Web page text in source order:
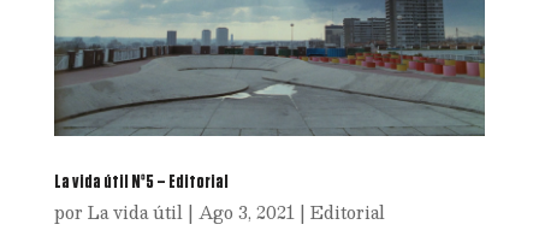
La vida útil Nº5 – Editorial
por La vida útil| Ago 3, 2021| Editorial